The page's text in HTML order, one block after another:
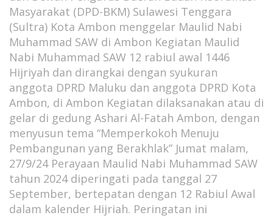
Masyarakat (DPD-BKM) Sulawesi Tenggara
(Sultra) Kota Ambon menggelar Maulid Nabi
Muhammad SAW di Ambon Kegiatan Maulid
Nabi Muhammad SAW 12 rabiul awal 1446
Hijriyah dan dirangkai dengan syukuran
anggota DPRD Maluku dan anggota DPRD Kota
Ambon, di Ambon Kegiatan dilaksanakan atau di
gelar di gedung Ashari Al-Fatah Ambon, dengan
menyusun tema “Memperkokoh Menuju
Pembangunan yang Berakhlak” Jumat malam,
27/9/24 Perayaan Maulid Nabi Muhammad SAW
tahun 2024 diperingati pada tanggal 27
September, bertepatan dengan 12 Rabiul Awal
dalam kalender Hijriah. Peringatan ini